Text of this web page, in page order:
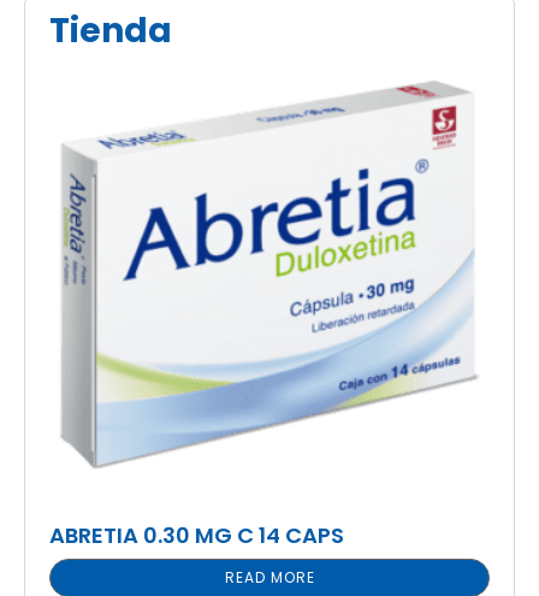
Tienda
ABRETIA 0.30 MG C 14 CAPS
READ MORE